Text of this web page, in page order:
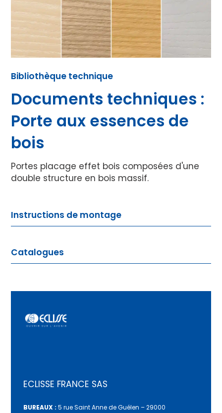
Bibliothèque technique
Documents techniques :
Porte aux essences de
bois
Portes placage effet bois composées d'une
double structure en bois massif.
Instructions de montage
battante en bois à fleur de mur
battante en bois à fleur de mur
PDF
Catalogues
ECLISSE FRANCE SAS
BUREAUX : 5 rue Saint Anne de Guélen – 29000